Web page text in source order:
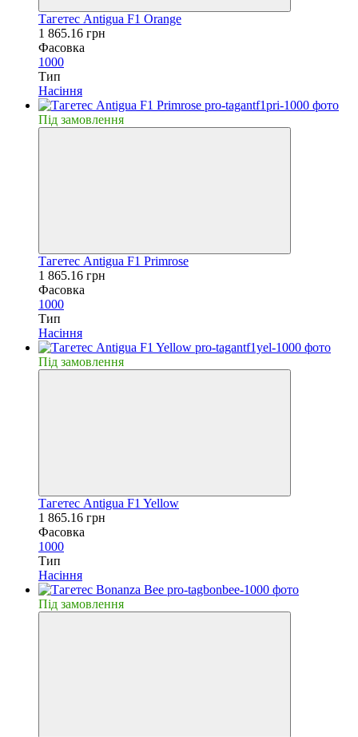
Тагетес Antigua F1 Orange
1 865.16 грн
Фасовка
1000
Тип
Насiння
Пiд замовлення
Тагетес Antigua F1 Primrose
1 865.16 грн
Фасовка
1000
Тип
Насiння
Пiд замовлення
Тагетес Antigua F1 Yellow
1 865.16 грн
Фасовка
1000
Тип
Насiння
Пiд замовлення